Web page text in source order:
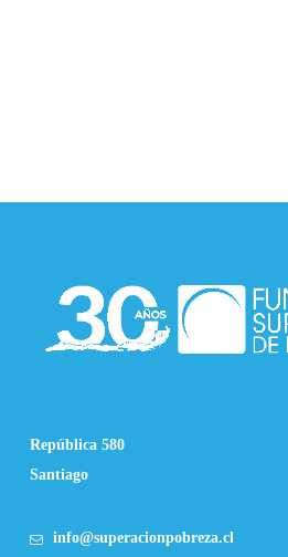
República 580
Santiago
info@superacionpobreza.cl